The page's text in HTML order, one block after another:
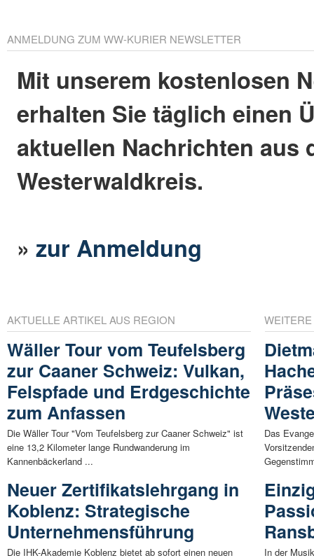
ANMELDUNG ZUM WW-KURIER NEWSLETTER
Mit unserem kostenlosen
erhalten Sie täglich einen
aktuellen Nachrichten aus
Westerwaldkreis.
»zur Anmeldung
AKTUELLE ARTIKEL AUS REGION
Wäller Tour vom Teufelsberg
zur Caaner Schweiz: Vulkan,
Felspfade und Erdgeschichte
zum Anfassen
Die Wäller Tour "Vom Teufelsberg zur Caaner Schweiz" ist
eine 13,2 Kilometer lange Rundwanderung im
Kannenbäckerland ...
Neuer Zertifikatslehrgang in
Koblenz: Strategische
Unternehmensführung
Die IHK-Akademie Koblenz bietet ab sofort einen neuen
Das
In der